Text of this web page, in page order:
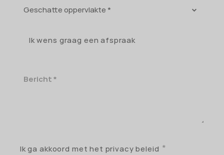
Geschatte
Ik wens graag een afspraak
Bericht
Ik ga akkoord met het privacy beleid